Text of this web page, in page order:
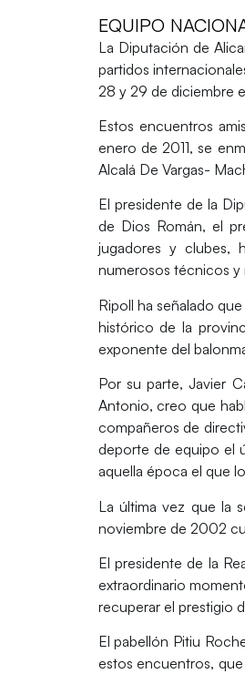
EQUIPO
La Diputación de
partidos
28 y 29 de diciembre
Estos encuentros
enero de 2011, se
Alcalá De Vargas-
El presidente de la
de Dios Román, el
jugadores y clubes,
numerosos técnicos y
Ripoll ha señalado
histórico de la
exponente del
Por su parte, Javier
Antonio, creo que
compañeros de
deporte de equipo el
aquella época el que
La última vez que la
noviembre de 2002
El presidente de la
extraordinario
recuperar el prestigio
El pabellón Pitiu
estos encuentros,